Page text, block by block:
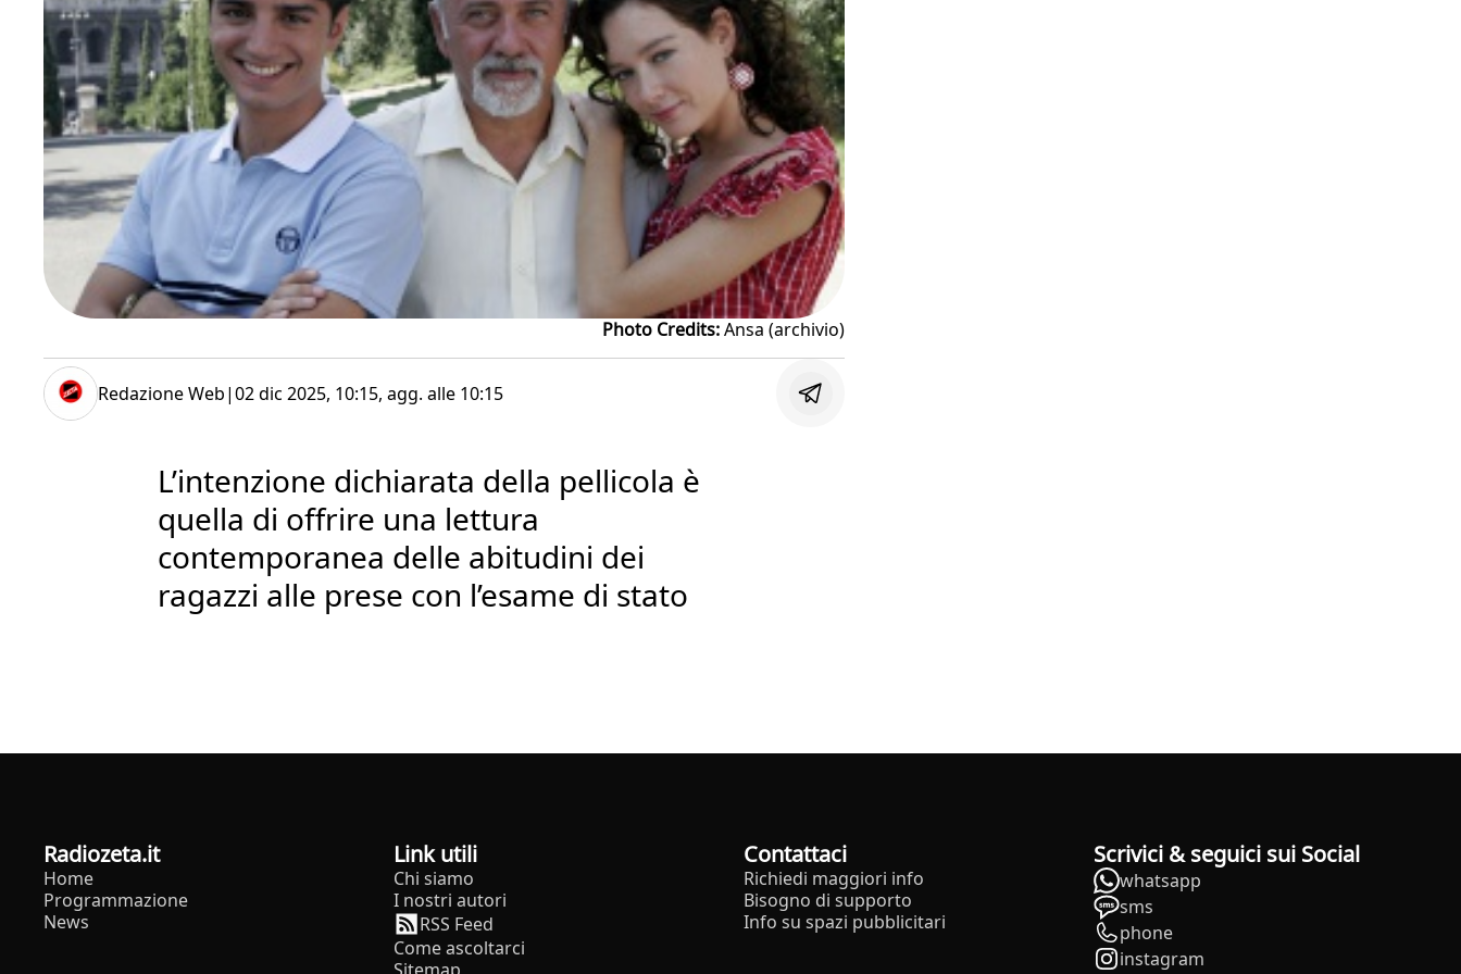
Photo Credits:Ansa (archivio)
Redazione Web|02 dic 2025, 10:15, agg. alle 10:15
L’intenzione dichiarata della pellicola è
quella di offrire una lettura
contemporanea delle abitudini dei
ragazzi alle prese con l’esame di stato
radiozeta.it
Home
Programmazione
News
Link utili
Chi siamo
I nostri autori
RSS Feed
Come ascoltarci
Contattaci
Richiedi maggiori info
Bisogno di supporto
Info su spazi pubblicitari
Scrivici & seguici sui Social
whatsapp
sms
phone
instagram